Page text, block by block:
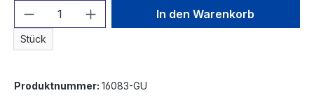
Produkt Anzahl: Gib den
Stück
In den Warenkorb
Produktnummer: 16083-GU